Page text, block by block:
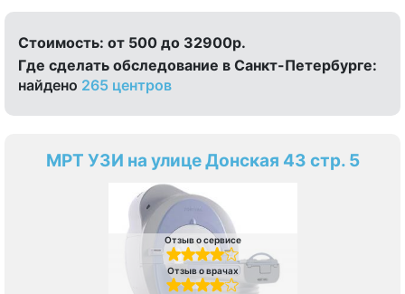
Стоимость: от 500 до 32900р.
Где сделать обследование в Санкт-Петербурге:
найдено 265 центров
МРТ УЗИ на улице Донская 43 стр. 5
Отзыв о сервисе
Отзыв о врачах